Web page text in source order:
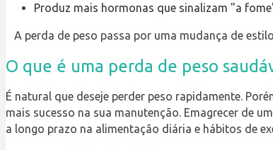
Produz mais hormonas que sinalizam "a
A perda de peso passa por uma mudança de
O que é uma perda de peso
É natural que deseje perder peso rapidamente.
mais sucesso na sua manutenção. Emagrecer de
a longo prazo na alimentação diária e hábitos de